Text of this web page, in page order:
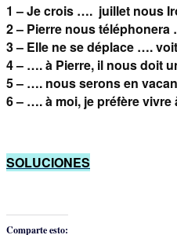
1 – Je crois …. juillet nous
2 – Pierre nous
3 – Elle ne se déplace ….
4 – …. à Pierre, il nous doit
5 – …. nous serons en
6 – …. à moi, je préfère vivre
SOLUCIONES
Comparte esto: